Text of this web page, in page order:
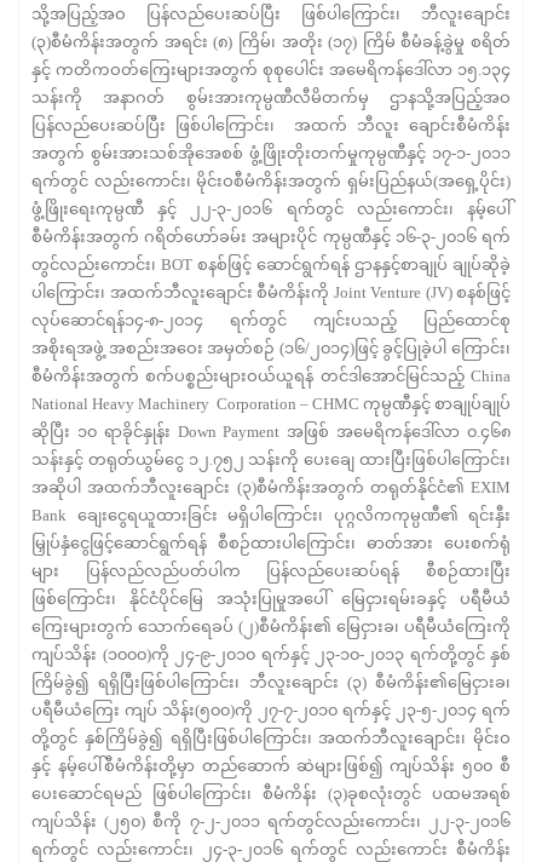
သို့အပြည့်အဝ ပြန်လည်ပေးဆပ်ပြီး ဖြစ်ပါကြောင်း၊ ဘီလူးချောင်း
(၃)စီမံကိန်းအတွက် အရင်း (၈) ကြိမ်၊ အတိုး (၁၇) ကြိမ် စီမံခန့်ခွဲမှု စရိတ်
နှင့် ကတိကဝတ်ကြေးများအတွက် စုစုပေါင်း အမေရိကန်ဒေါ်လာ ၁၅.၁၃၄
သန်းကို အနာဂတ် စွမ်းအားကုမ္ပဏီလီမိတက်မှ ဌာနသို့အပြည့်အဝ
ပြန်လည်ပေးဆပ်ပြီး ဖြစ်ပါကြောင်း၊ အထက် ဘီလူး ချောင်းစီမံကိန်း
အတွက် စွမ်းအားသစ်အိုအေစစ် ဖွံ့ဖြိုးတိုးတက်မှုကုမ္ပဏီနှင့် ၁၇-၁-၂၀၁၁
ရက်တွင် လည်းကောင်း၊ မိုင်းဝစီမံကိန်းအတွက် ရှမ်းပြည်နယ်(အရှေ့ပိုင်း)
ဖွံ့ဖြိုးရေးကုမ္ပဏီ နှင့် ၂၂-၃-၂၀၁၆ ရက်တွင် လည်းကောင်း၊ နမ့်ပေါ်
စီမံကိန်းအတွက် ဂရိတ်ဟော်ခမ်း အများပိုင် ကုမ္ပဏီနှင့် ၁၆-၃-၂၀၁၆ ရက်
တွင်လည်းကောင်း၊ BOT စနစ်ဖြင့် ဆောင်ရွက်ရန် ဌာနနှင့်စာချုပ် ချုပ်ဆိုခဲ့
ပါကြောင်း၊ အထက်ဘီလူးချောင်း စီမံကိန်းကို Joint Venture (JV) စနစ်ဖြင့်
လုပ်ဆောင်ရန်၁၄-၈-၂၀၁၄ ရက်တွင် ကျင်းပသည့် ပြည်ထောင်စု
အစိုးရအဖွဲ့ အစည်းအဝေး အမှတ်စဉ် (၁၆/၂၀၁၄)ဖြင့် ခွင့်ပြုခဲ့ပါ ကြောင်း၊
စီမံကိန်းအတွက် စက်ပစ္စည်းများဝယ်ယူရန် တင်ဒါအောင်မြင်သည့် China
National Heavy Machinery Corporation – CHMC ကုမ္ပဏီနှင့် စာချုပ်ချုပ်
ဆိုပြီး ၁၀ ရာခိုင်နှုန်း Down Payment အဖြစ် အမေရိကန်ဒေါ်လာ ၀.၄၆၈
သန်းနှင့် တရုတ်ယွမ်ငွေ ၁၂.၇၅၂ သန်းကို ပေးချေ ထားပြီးဖြစ်ပါကြောင်း၊
အဆိုပါ အထက်ဘီလူးချောင်း (၃)စီမံကိန်းအတွက် တရုတ်နိုင်ငံ၏ EXIM
Bank ချေးငွေရယူထားခြင်း မရှိပါကြောင်း၊ ပုဂ္ဂလိကကုမ္ပဏီ၏ ရင်းနှီး
မြှုပ်နှံငွေဖြင့်ဆောင်ရွက်ရန် စီစဉ်ထားပါကြောင်း၊ ဓာတ်အား ပေးစက်ရုံ
များ ပြန်လည်လည်ပတ်ပါက ပြန်လည်ပေးဆပ်ရန် စီစဉ်ထားပြီး
ဖြစ်ကြောင်း၊ နိုင်ငံပိုင်မြေ အသုံးပြုမှုအပေါ် မြေငှားရမ်းခနှင့် ပရီမီယံ
ကြေးများတွက် သောက်ရေခပ် (၂)စီမံကိန်း၏ မြေငှားခ၊ ပရီမီယံကြေးကို
ကျပ်သိန်း (၁၀၀၀)ကို ၂၄-၉-၂၀၁၀ ရက်နှင့် ၂၃-၁၀-၂၀၁၃ ရက်တို့တွင် နှစ်
ကြိမ်ခွဲ၍ ရရှိပြီးဖြစ်ပါကြောင်း၊ ဘီလူးချောင်း (၃) စီမံကိန်း၏မြေငှားခ၊
ပရီမီယံကြေး ကျပ် သိန်း(၅၀၀)ကို ၂၇-၇-၂၀၁၀ ရက်နှင့် ၂၃-၅-၂၀၁၄ ရက်
တို့တွင် နှစ်ကြိမ်ခွဲ၍ ရရှိပြီးဖြစ်ပါကြောင်း၊ အထက်ဘီလူးချောင်း၊ မိုင်းဝ
နှင့် နမ့်ပေါ်စီမံကိန်းတို့မှာ တည်ဆောက် ဆဲများဖြစ်၍ ကျပ်သိန်း ၅၀၀ စီ
ပေးဆောင်ရမည် ဖြစ်ပါကြောင်း၊ စီမံကိန်း (၃)ခုစလုံးတွင် ပထမအရစ်
ကျပ်သိန်း (၂၅၀) စီကို ၇-၂-၂၀၁၁ ရက်တွင်လည်းကောင်း၊ ၂၂-၃-၂၀၁၆
ရက်တွင် လည်းကောင်း၊ ၂၄-၃-၂၀၁၆ ရက်တွင် လည်းကောင်း စီမံကိန်း